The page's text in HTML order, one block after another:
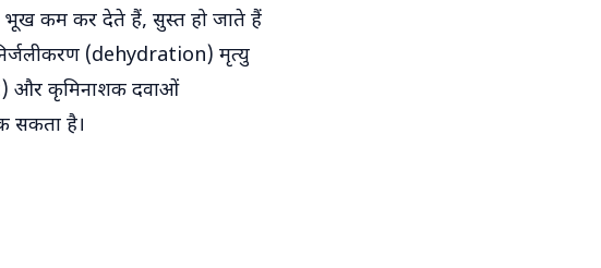
भूख कम कर देते हैं, सुस्त हो जाते हैं
(dehydration) मृत्यु
और कृमिनाशक दवाओं
सकता है।